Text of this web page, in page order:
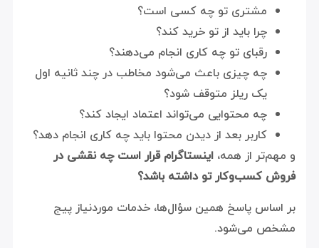
مشتری تو چه کسی است؟
چرا باید از تو خرید کند؟
رقبای تو چه کاری انجام می‌دهند؟
چه چیزی باعث می‌شود مخاطب در چند ثانیه اول
یک ریلز متوقف شود؟
چه محتوایی می‌تواند اعتماد ایجاد کند؟
کاربر بعد از دیدن محتوا باید چه کاری انجام دهد؟
و مهم‌تر از همه، اینستاگرام قرار است چه نقشی در
فروش کسب‌وکار تو داشته باشد؟
بر اساس پاسخ همین سؤال‌ها، خدمات موردنیاز پیج
مشخص می‌شود.